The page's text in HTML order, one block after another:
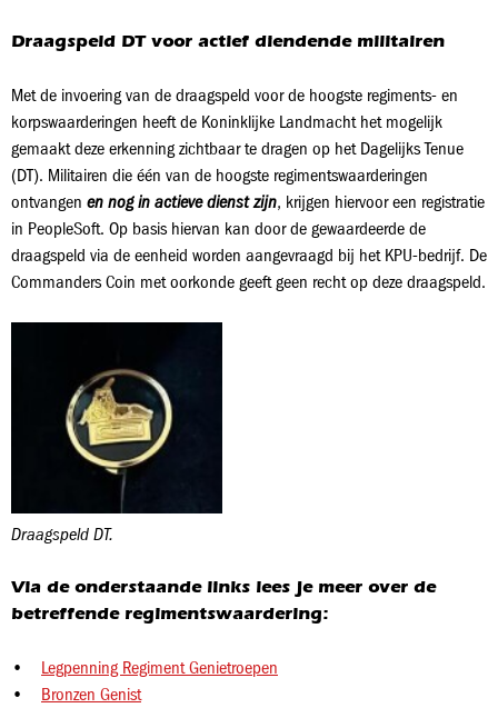
Draagspeld DT voor actief diendende militairen
Met de invoering van de draagspeld voor de hoogste regiments- en
korpswaarderingen heeft de Koninklijke Landmacht het mogelijk
gemaakt deze erkenning zichtbaar te dragen op het Dagelijks Tenue
(DT). Militairen die één van de hoogste regimentswaarderingen
ontvangen en nog in actieve dienst zijn, krijgen hiervoor een registratie
in PeopleSoft. Op basis hiervan kan door de gewaardeerde de
draagspeld via de eenheid worden aangevraagd bij het KPU-bedrijf. De
Commanders Coin met oorkonde geeft geen recht op deze draagspeld.
Draagspeld DT.
Via de onderstaande links lees je meer over de
betreffende regimentswaardering:
• Legpenning Regiment Genietroepen
• Bronzen Genist